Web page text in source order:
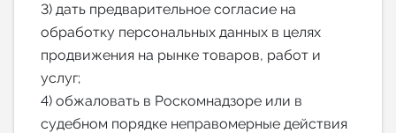
3) дать предварительное согласие на
обработку персональных данных в целях
продвижения на рынке товаров, работ и
услуг;
4) обжаловать в Роскомнадзоре или в
судебном порядке неправомерные действия